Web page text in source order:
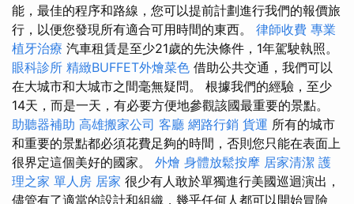
能，最佳的程序和路線，您可以提前計劃進行我們的報價旅
行，以便您發現所有適合可用時間的東西。 律師收費 專業
植牙治療 汽車租賃是至少21歲的先決條件，1年駕駛執照。
眼科診所 精緻BUFFET外燴菜色 借助公共交通，我們可以
在大城市和大城市之間毫無疑問。 根據我們的經驗，至少
14天，而是一天，有必要方便地參觀該國最重要的景點。
助聽器補助 高雄搬家公司 客廳 網路行銷 貨運 所有的城市
和重要的景點都必須花費足夠的時間，否則您只能在表面上
很界定這個美好的國家。 外燴 身體放鬆按摩 居家清潔 護
理之家 單人房 居家 很少有人敢於單獨進行美國巡迴演出，
儘管有了適當的設計和組織，幾乎任何人都可以開始冒險